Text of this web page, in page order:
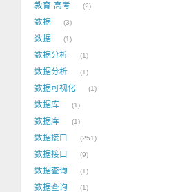
教育-高考 2
数据 3
数据 1
数据分析 1
数据分析 1
数据可视化 1
数据库 1
数据库 1
数据接口 251
数据接口 9
数据查询 1
数据查询 1